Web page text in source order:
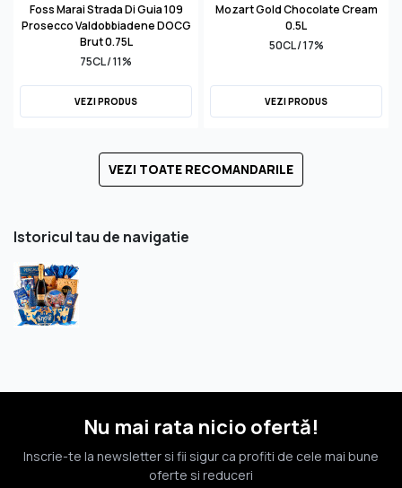
Foss Marai Strada Di Guia 109
Prosecco Valdobbiadene DOCG
Brut 0.75L
75CL / 11%
VEZI PRODUS
Mozart Gold Chocolate Cream
0.5L
50CL / 17%
VEZI PRODUS
VEZI TOATE RECOMANDARILE
Istoricul tau de navigatie
Nu mai rata nicio ofertă!
Inscrie-te la newsletter si fii sigur ca profiti de cele mai bune
oferte si reduceri